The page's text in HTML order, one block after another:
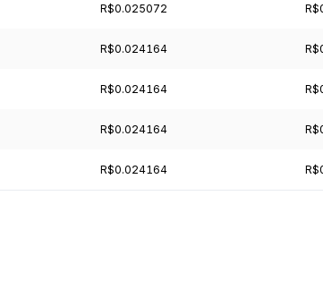
R$0.025072
R$0.024164
R$0.024164
R$0.024164
R$0.024164